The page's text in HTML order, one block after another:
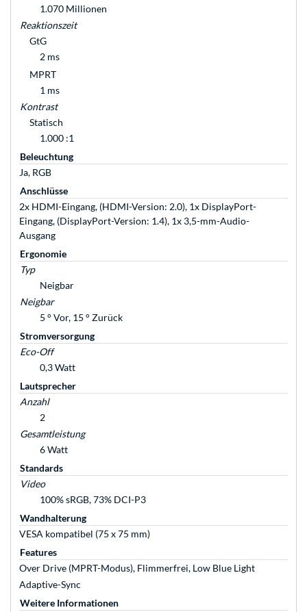
1.070 Millionen
Reaktionszeit
GtG
2 ms
MPRT
1 ms
Kontrast
Statisch
1.000 :1
Beleuchtung
Ja, RGB
Anschlüsse
2x HDMI-Eingang, (HDMI-Version: 2.0), 1x DisplayPort-
Eingang, (DisplayPort-Version: 1.4), 1x 3,5-mm-Audio-
Ausgang
Ergonomie
Typ
Neigbar
Neigbar
5 ° Vor, 15 ° Zurück
Stromversorgung
Eco-Off
0,3 Watt
Lautsprecher
Anzahl
2
Gesamtleistung
6 Watt
Standards
Video
100% sRGB, 73% DCI-P3
Wandhalterung
VESA kompatibel (75 x 75 mm)
Features
Over Drive (MPRT-Modus), Flimmerfrei, Low Blue Light
Adaptive-Sync
Weitere Informationen